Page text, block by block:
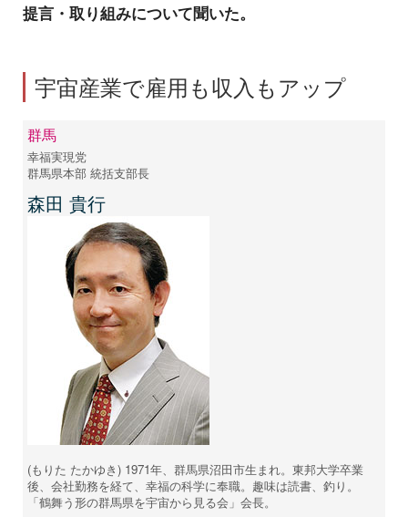
提言・取り組みについて聞いた。
宇宙産業で雇用も収入もアップ
群馬
幸福実現党
群馬県本部 統括支部長
森田 貴行
(もりた たかゆき) 1971年、群馬県沼田市生まれ。東邦大学卒業
後、会社勤務を経て、幸福の科学に奉職。趣味は読書、釣り。
「鶴舞う形の群馬県を宇宙から見る会」会長。